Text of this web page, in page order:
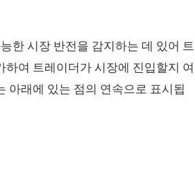
한 시장 반전을 감지하는 데 있어 트
여 트레이더가 시장에 진입할지 여
아래에 있는 점의 연속으로 표시됩